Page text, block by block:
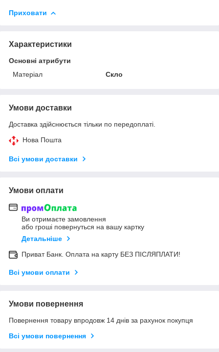
Приховати
Характеристики
Основні атрибути
Матеріал
Скло
Умови доставки
Доставка здійснюється тільки по передоплаті.
Нова Пошта
Всі умови доставки
Умови оплати
Ви отримаєте замовлення
або гроші повернуться на вашу картку
Детальніше
Приват Банк. Оплата на карту БЕЗ ПІСЛЯПЛАТИ!
Всі умови оплати
Умови повернення
Повернення товару впродовж 14 днів за рахунок покупця
Всі умови повернення